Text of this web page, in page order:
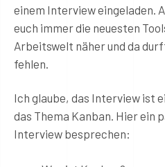
einem Interview eingeladen.
euch immer die neuesten
Arbeitswelt näher und da
fehlen.
Ich glaube, das Interview ist
das Thema Kanban. Hier ein
Interview besprechen: